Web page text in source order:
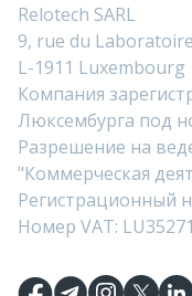
Relotech SARL
9, rue du Laboratoire
L-1911 Luxembourg
Компания
Люксембурга под
Разрешение на
"Коммерческая
Регистрационный
Номер VAT: